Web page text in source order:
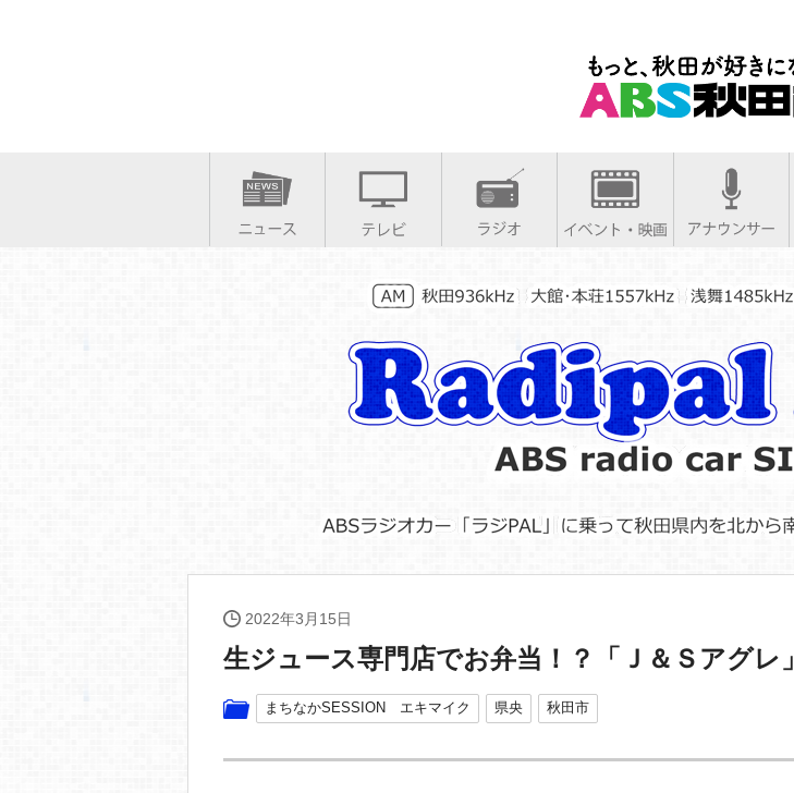
2022年3月15日
生ジュース専門店でお弁当！？「Ｊ＆Ｓアグレ」
まちなかSESSION エキマイク 県央 秋田市